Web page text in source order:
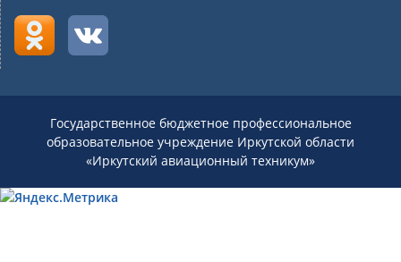
Государственное бюджетное профессиональное
образовательное учреждение Иркутской области
«Иркутский авиационный техникум»